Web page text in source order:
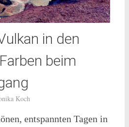
in den
beim
Koch
entspannten Tagen in